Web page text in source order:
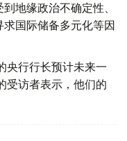
地缘政治不确定性、
国际储备多元化等因
央行行长预计未来一
受访者表示，他们的